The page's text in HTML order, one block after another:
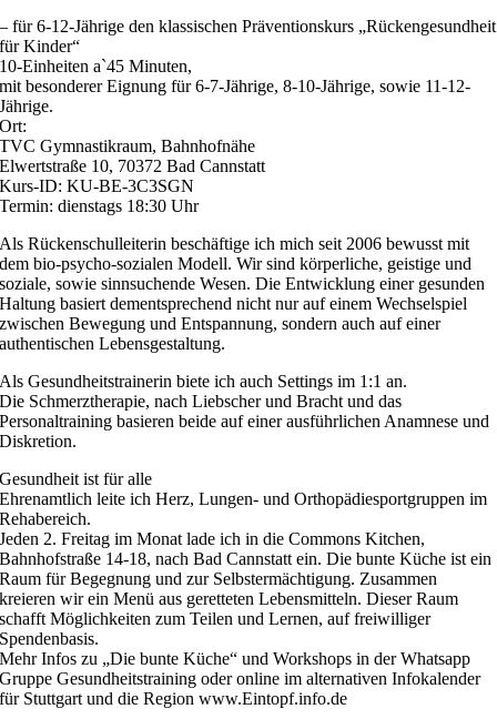
– für 6-12-Jährige den klassischen Präventionskurs „Rückengesundheit
für Kinder“
10-Einheiten a`45 Minuten,
mit besonderer Eignung für 6-7-Jährige, 8-10-Jährige, sowie 11-12-
Jährige.
Ort:
TVC Gymnastikraum, Bahnhofnähe
Elwertstraße 10, 70372 Bad Cannstatt
Kurs-ID: KU-BE-3C3SGN
Termin: dienstags 18:30 Uhr
Als Rückenschulleiterin beschäftige ich mich seit 2006 bewusst mit
dem bio-psycho-sozialen Modell. Wir sind körperliche, geistige und
soziale, sowie sinnsuchende Wesen. Die Entwicklung einer gesunden
Haltung basiert dementsprechend nicht nur auf einem Wechselspiel
zwischen Bewegung und Entspannung, sondern auch auf einer
authentischen Lebensgestaltung.
Als Gesundheitstrainerin biete ich auch Settings im 1:1 an.
Die Schmerztherapie, nach Liebscher und Bracht und das
Personaltraining basieren beide auf einer ausführlichen Anamnese und
Diskretion.
Gesundheit ist für alle
Ehrenamtlich leite ich Herz, Lungen- und Orthopädiesportgruppen im
Rehabereich.
Jeden 2. Freitag im Monat lade ich in die Commons Kitchen,
Bahnhofstraße 14-18, nach Bad Cannstatt ein. Die bunte Küche ist ein
Raum für Begegnung und zur Selbstermächtigung. Zusammen
kreieren wir ein Menü aus geretteten Lebensmitteln. Dieser Raum
schafft Möglichkeiten zum Teilen und Lernen, auf freiwilliger
Spendenbasis.
Mehr Infos zu „Die bunte Küche“ und Workshops in der Whatsapp
Gruppe Gesundheitstraining oder online im alternativen Infokalender
für Stuttgart und die Region www.Eintopf.info.de